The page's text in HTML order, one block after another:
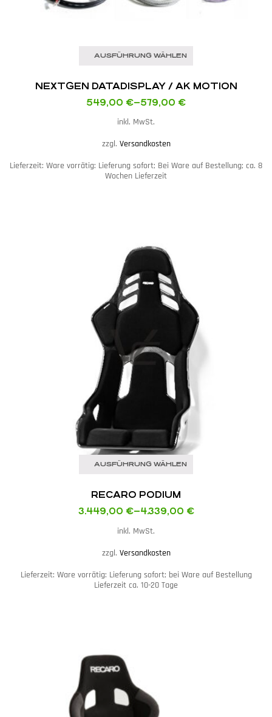
AUSFÜHRUNG WÄHLEN
NEXTGEN DATADISPLAY / AK MOTION
549,00 €–579,00 €
inkl. MwSt.
zzgl. Versandkosten
Lieferzeit: Ware vorrätig: Lieferung sofort; Bei Ware auf Bestellung; ca. 8
Wochen Lieferzeit
AUSFÜHRUNG WÄHLEN
RECARO PODIUM
3.449,00 €–4.339,00 €
inkl. MwSt.
zzgl. Versandkosten
Lieferzeit: Ware vorrätig: Lieferung sofort; bei Ware auf Bestellung
Lieferzeit ca. 10-20 Tage